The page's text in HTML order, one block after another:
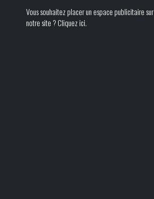
Vous souhaitez placer un espace publicitaire sur
notre site ? Cliquez ici.